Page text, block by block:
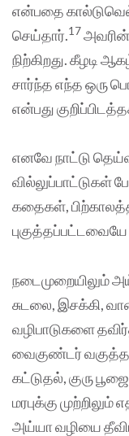
என்பதை
செய்தார்.17அவரின்
நிற்கிறது. கீழடி
சார்ந்த எந்த ஒரு
என்பது
எனவே நாட்டு
வில்லுப்பாட்டுகள்
கதைகள்,
புகுத்தப்பட்டவையே
நடைமுறையிலும்
சுடலை, இசக்கி,
வழிபாடுகளை
வைகுண்டர் வகுத்த
கட்டுதல், குரு
மரபுக்கு
அய்யா வழியை